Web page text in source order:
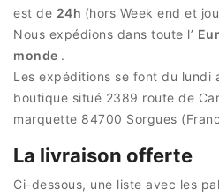
est de 24h (hors Week end et
Nous expédions dans toute l’
monde .
Les expéditions se font du lundi
boutique situé 2389 route de
marquette 84700 Sorgues
La livraison offerte
Ci-dessous, une liste avec les